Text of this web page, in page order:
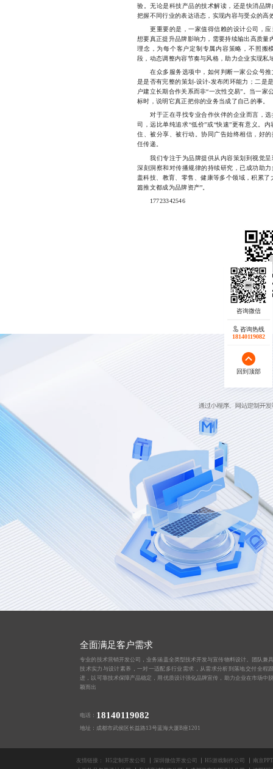
验。无论是科技产品的技术解读，还是快消品
把握不同行业的表达语态，实现内容与受众的高
更重要的是，一家值得信赖的设计公司，应
想要真正提升品牌影响力，需要持续输出高质量
理念，为每个客户定制专属内容策略，不照搬
段，动态调整内容节奏与风格，助力企业实现私
在众多服务选项中，如何判断一家公众号推
是是否有完整的策划-设计-发布闭环能力；二是
户建立长期合作关系而非“一次性交易”。当一
标时，说明它真正把你的业务当成了自己的事。
对于正在寻找专业合作伙伴的企业而言，选
司，远比单纯追求“低价”或“快速”更有意义。
住、被分享、被行动。协同广告始终相信，好
任传递。
我们专注于为品牌提供从内容策划到视觉呈
深刻洞察和对传播规律的持续研究，已成功助
盖科技、教育、零售、健康等多个领域，积累
篇推文都成为品牌资产”。
17723342546
咨询热线
18140119082
回到顶部
全面满足客户需求
专业的技术营销开发公司，业务涵盖全类型技术开发与宣传物料设计。团队兼
技术实力与设计素养，一对一适配多行业需求，从需求分析到落地交付全程
进，以可靠技术保障产品稳定，用优质设计强化品牌宣传，助力企业在市场中
颖而出
电话： 18140119082
地址：成都市武侯区长益路13号蓝海大厦B座1201
友情链接： H5定制开发公司 深圳微信开发公司 H5游戏制作公司
南京